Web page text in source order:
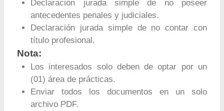
Declaración jurada simple de no poseer
antecedentes penales y judiciales.
Declaración jurada simple de no contar con
título profesional.
Nota:
Los interesados solo deben de optar por un
(01) área de prácticas.
Enviar todos los documentos en un solo
archivo PDF.